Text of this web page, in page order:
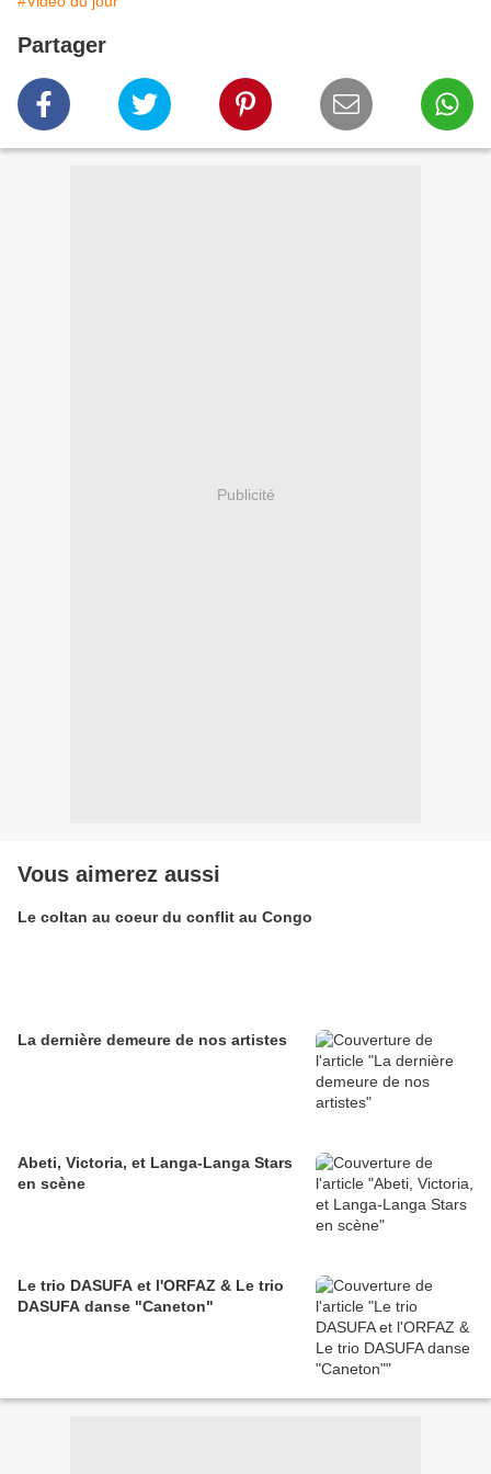
Partager
Publicité
Vous aimerez aussi
Le coltan au coeur du conflit au Congo
La dernière demeure de nos artistes
Abeti, Victoria, et Langa-Langa Stars
en scène
Le trio DASUFA et l'ORFAZ & Le trio
DASUFA danse "Caneton"